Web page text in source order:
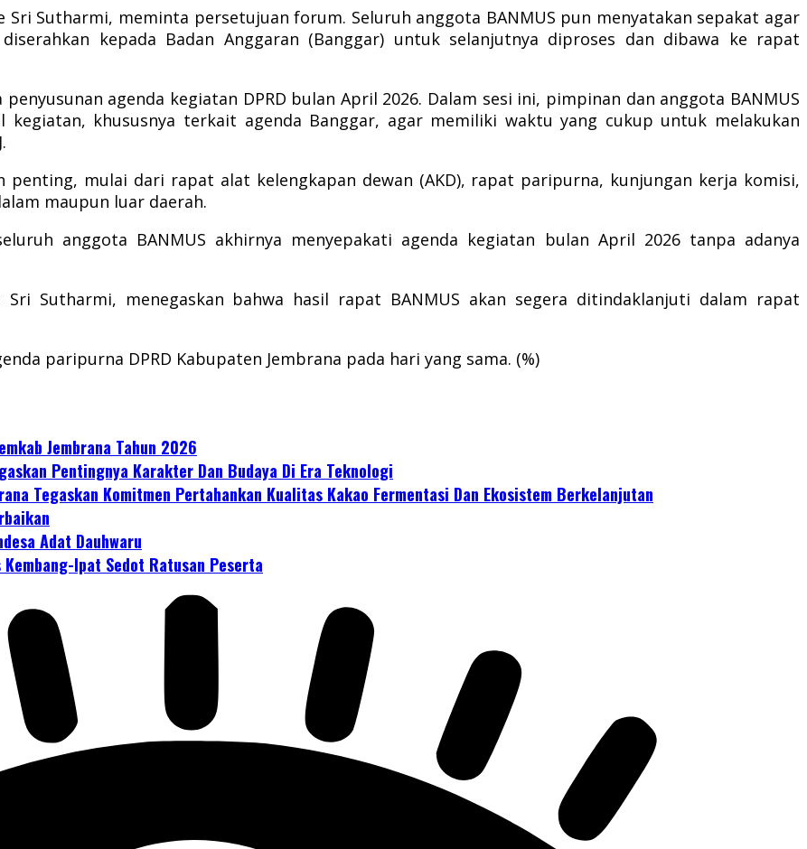
Sutharmi, meminta persetujuan forum. Seluruh anggota BANMUS pun menyatakan sepakat agar
kepada Badan Anggaran (Banggar) untuk selanjutnya diproses dan dibawa ke rapat
agenda kegiatan DPRD bulan April 2026. Dalam sesi ini, pimpinan dan anggota BANMUS
kegiatan, khususnya terkait agenda Banggar, agar memiliki waktu yang cukup untuk melakukan
penting, mulai dari rapat alat kelengkapan dewan (AKD), rapat paripurna, kunjungan kerja komisi,
maupun luar daerah.
anggota BANMUS akhirnya menyepakati agenda kegiatan bulan April 2026 tanpa adanya
Sutharmi, menegaskan bahwa hasil rapat BANMUS akan segera ditindaklanjuti dalam rapat
paripurna DPRD Kabupaten Jembrana pada hari yang sama. (%)
Jembrana Tahun 2026
Pentingnya Karakter Dan Budaya Di Era Teknologi
Tegaskan Komitmen Pertahankan Kualitas Kakao Fermentasi Dan Ekosistem Berkelanjutan
Adat Dauhwaru
Ipat Sedot Ratusan Peserta